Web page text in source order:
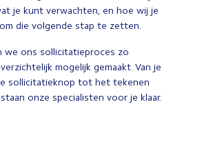
je kunt verwachten, en hoe wij je
die volgende stap te zetten.
we ons sollicitatieproces zo
mogelijk gemaakt. Van je
sollicitatieknop tot het tekenen
onze specialisten voor je klaar.